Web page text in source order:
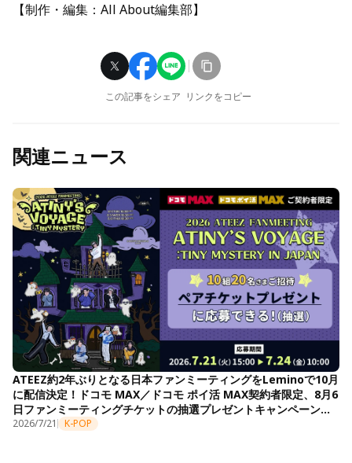
【制作・編集：All About編集部】
この記事をシェア リンクをコピー
関連ニュース
ATEEZ約2年ぶりとなる日本ファンミーティングをLeminoで10月
に配信決定！ドコモ MAX／ドコモ ポイ活 MAX契約者限定、8月6
日ファンミーティングチケットの抽選プレゼントキャンペーンも
開始
2026/7/21 K-POP